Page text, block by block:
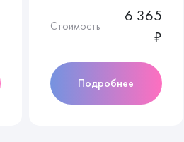
Стоимость
6 365
₽
Подробнее